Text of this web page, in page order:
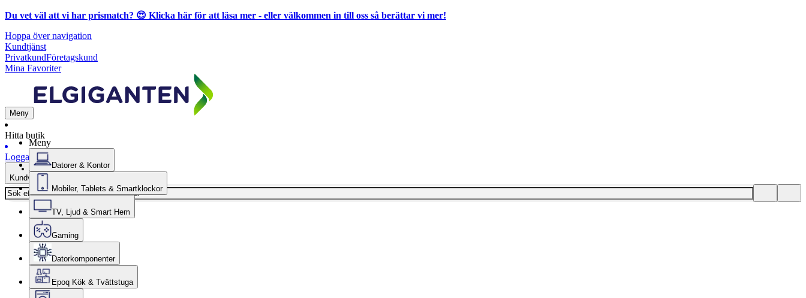
Du vet väl att vi har prismatch? 😍 Klicka här för att läsa mer - eller välkommen in till oss så berättar vi mer!
Hoppa över navigation
Kundtjänst
PrivatkundFöretagskund
Mina Favoriter
Meny
Hitta butik
Logga in
Kundvagn
Meny
Datorer & Kontor
Mobiler, Tablets & Smartklockor
TV, Ljud & Smart Hem
Gaming
Datorkomponenter
Epoq Kök & Tvättstuga